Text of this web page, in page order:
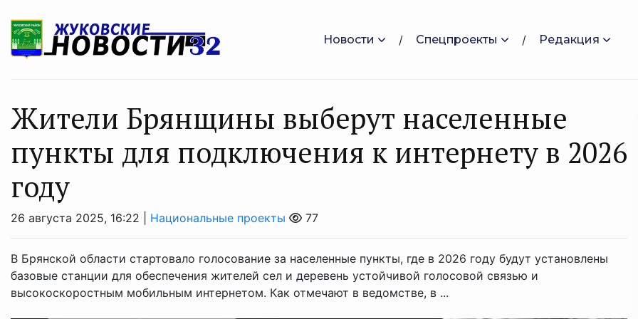
Новости Спецпроекты Редакция
Жители Брянщины выберут населенные
пункты для подключения к интернету в 2026
году
26 августа 2025, 16:22 | Национальные проекты 77
В Брянской области стартовало голосование за населенные пункты, где в 2026 году будут установлены
базовые станции для обеспечения жителей сел и деревень устойчивой голосовой связью и
высокоскоростным мобильным интернетом. Как отмечают в ведомстве, в ...